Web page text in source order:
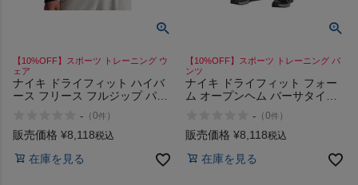
【10%OFF】スポーツ トレーニング ウ
ェア
ナイキ ドライフィット ハイバ
ース フリース フルジップ パー
Highverse Fleece Full-Zip
Hoodie
- （0件 ）
販売価格 ¥8,118税込
在庫を見る
【10%OFF】スポーツ トレーニング パ
ンツ
ナイキ ドライフィット フォー
ム オープンヘム バーサタイル
Open Hem Versatile Pants
- （0件 ）
販売価格 ¥8,118税込
在庫を見る